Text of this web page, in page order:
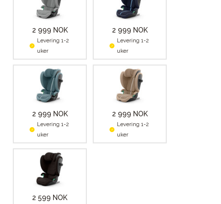
2 999 NOK
Levering 1-2
uker
2 999 NOK
Levering 1-2
uker
2 999 NOK
Levering 1-2
uker
2 999 NOK
Levering 1-2
uker
2 599 NOK